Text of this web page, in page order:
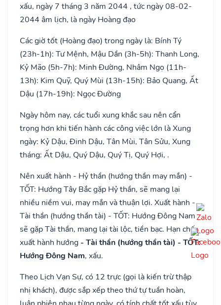
xấu, ngày 7 tháng 3 năm 2044 , tức ngày 08-02-
2044 âm lịch, là ngày Hoàng đạo
Các giờ tốt (Hoàng đạo) trong ngày là: Bính Tý
(23h-1h): Tư Mệnh, Mậu Dần (3h-5h): Thanh Long,
Kỷ Mão (5h-7h): Minh Đường, Nhâm Ngọ (11h-
13h): Kim Quỹ, Quý Mùi (13h-15h): Bảo Quang, Ất
Dậu (17h-19h): Ngọc Đường
Ngày hôm nay, các tuổi xung khắc sau nên cẩn
trọng hơn khi tiến hành các công việc lớn là Xung
ngày: Kỷ Dậu, Đinh Dậu, Tân Mùi, Tân Sửu, Xung
tháng: Ất Dậu, Quý Dậu, Quý Tị, Quý Hợi, .
Nên xuất hành - Hỷ thần (hướng thần may mắn) -
TỐT: Hướng Tây Bắc gặp Hỷ thần, sẽ mang lại
nhiều niềm vui, may mắn và thuận lợi. Xuất hành -
Tài thần (hướng thần tài) - TỐT: Hướng Đông Nam
sẽ gặp Tài thần, mang lại tài lộc, tiền bạc. Hạn chế
xuất hành hướng - Tài thần (hướng thần tài) - TỐT:
Hướng Đông Nam, xấu.
Theo Lịch Vạn Sự, có 12 trực (gọi là kiến trừ thập
nhị khách), được sắp xếp theo thứ tự tuần hoàn,